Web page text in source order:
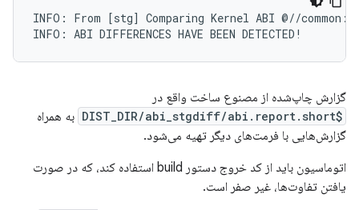
INFO: From [stg] Comparing Kernel ABI @//
گزارش چاپ‌شده از مصنوع ساخت واقع در
$DIST_DIR/abi_stgdiff/abi.report.short
به همراه
گزارش‌هایی با فرمت‌های دیگر تهیه می‌شود.
اتوماسیون باید از کد خروج دستور build استفاده کند، که در صورت
یافتن تفاوت‌ها، غیر صفر است.